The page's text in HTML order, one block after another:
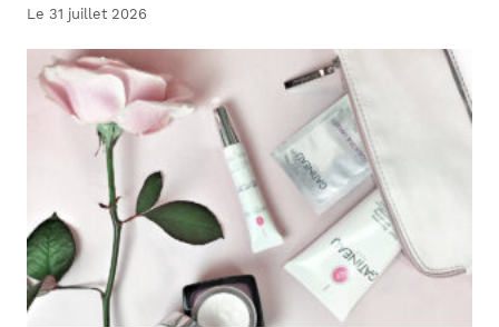
Le 31 juillet 2026